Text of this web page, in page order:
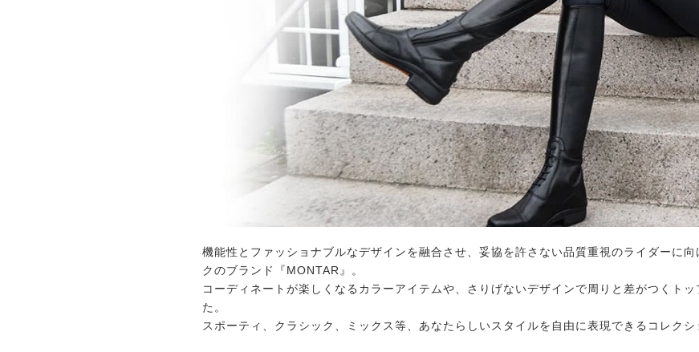
機能性とファッショナブルなデザインを融合させ、妥協を許さない品質重視のライダーに
クのブランド『MONTAR』。
コーディネートが楽しくなるカラーアイテムや、さりげないデザインで周りと差がつくト
た。
スポーティ、クラシック、ミックス等、あなたらしいスタイルを自由に表現できるコレクシ